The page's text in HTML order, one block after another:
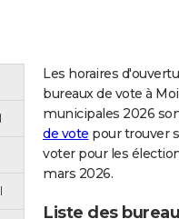
Les horaires
bureaux de vote à
municipales 2026
de vote pour trouver
voter pour les
mars 2026.
Liste des